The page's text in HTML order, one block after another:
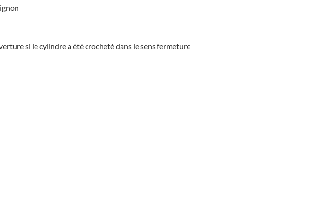
si le cylindre a été crocheté dans le sens fermeture